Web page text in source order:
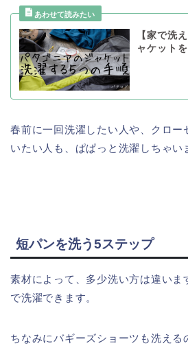
【家で洗
ャケット
春前に一回洗濯したい人や、クロー
いたい人も、ぱぱっと洗濯しちゃい
短パンを洗う5ステップ
素材によって、多少洗い方は違いま
で洗濯できます。
ちなみにバギーズショーツも洗える